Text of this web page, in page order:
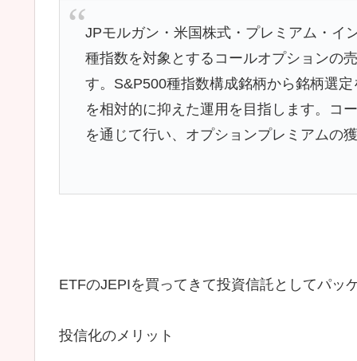
JPモルガン・米国株式・プレミアム・イ
種指数を対象とするコールオプションの
す。S&P500種指数構成銘柄から銘柄選
を相対的に抑えた運用を目指します。コ
を通じて行い、オプションプレミアムの
ETFのJEPIを買ってきて投資信託としてパッ
投信化のメリット